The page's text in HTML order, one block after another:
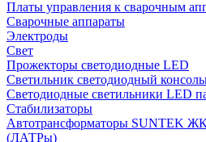
Платы управления к сварочным
Сварочные аппараты
Электроды
Свет
Прожекторы светодиодные LED
Светильник светодиодный
Светодиодные светильники LED
Стабилизаторы
Автотрансформаторы SUNTEK
(ЛАТРы)